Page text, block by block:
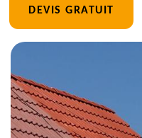
DEVIS GRATUIT